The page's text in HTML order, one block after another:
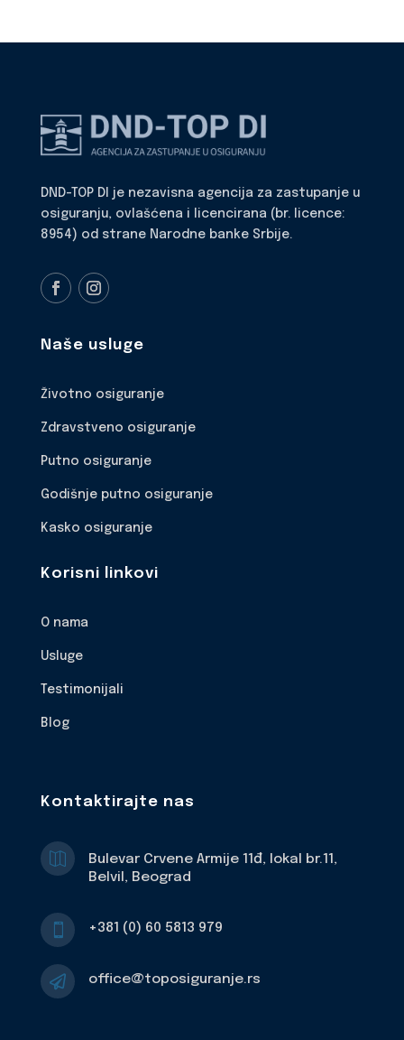
DND-TOP DI je nezavisna agencija za zastupanje u
osiguranju, ovlašćena i licencirana (br. licence:
8954) od strane Narodne banke Srbije.
Naše usluge
Životno osiguranje
Zdravstveno osiguranje
Putno osiguranje
Godišnje putno osiguranje
Kasko osiguranje
Korisni linkovi
O nama
Usluge
Testimonijali
Blog
Kontaktirajte nas

Bulevar Crvene Armije 11đ, lokal br.11,
Belvil, Beograd
 +381 (0) 60 5813 979
 office@toposiguranje.rs